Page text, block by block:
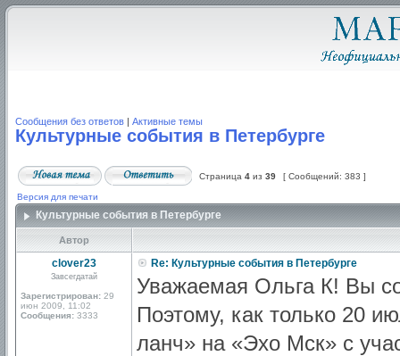
Сообщения без ответов | Активные темы
Культурные события в Петербурге
Страница 4 из 39 [ Сообщений: 383 ]
Версия для печати
Культурные события в Петербурге
Автор
clover23
Завсегдатай
Зарегистрирован: 29
июн 2009, 11:02
Сообщения: 3333
Re: Культурные события в Петербурге
Уважаемая Ольга К! Вы
Поэтому, как только 20
ланч» на «Эхо Мск» с